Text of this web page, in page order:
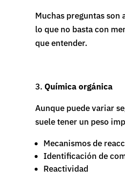
Muchas preguntas son
lo que no basta con
que entender.
Química orgánica
Aunque puede variar
suele tener un peso
Mecanismos de
Identificación de
Reactividad